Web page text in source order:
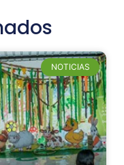
NOTICIAS